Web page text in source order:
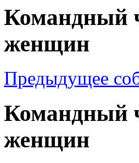
Командный
женщин
Предыдущее
Командный
женщин